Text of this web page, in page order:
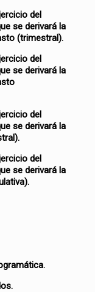
del
se derivará la
(trimestral).
del
se derivará la
del
se derivará la
del
se derivará la